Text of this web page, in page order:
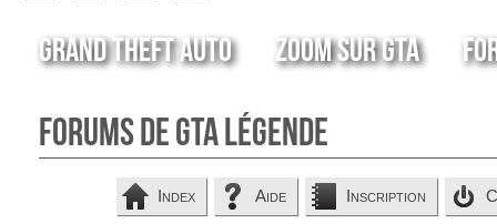
Grand Theft Auto Zoom sur GTA
Forums de GTA Légende
Index Aide Inscription